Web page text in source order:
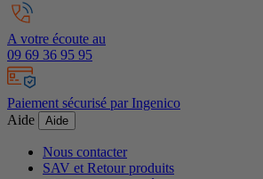
A votre écoute au
09 69 36 95 95
Paiement sécurisé par Ingenico
Aide
Aide
Nous contacter
SAV et Retour produits